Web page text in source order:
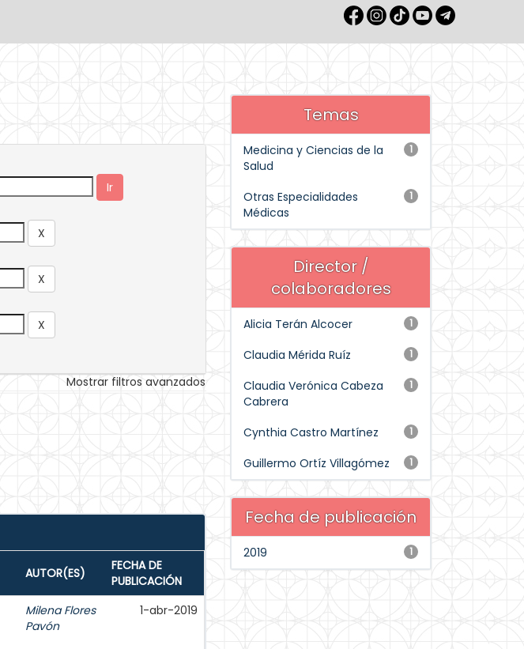
Mostrar filtros avanzados
AUTOR(ES)
FECHA DE
PUBLICACIÓN
Milena Flores
Pavón
1-abr-2019
Temas
1
Medicina y Ciencias de la
Salud
1
Otras Especialidades
Médicas
Director /
colaboradores
1
Alicia Terán Alcocer
1
Claudia Mérida Ruíz
1
Claudia Verónica Cabeza
Cabrera
1
Cynthia Castro Martínez
1
Guillermo Ortíz Villagómez
Fecha de publicación
1
2019